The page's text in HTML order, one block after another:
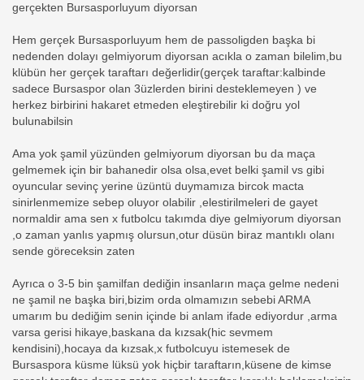
gerçekten Bursasporluyum diyorsan
Hem gerçek Bursasporluyum hem de passoligden başka bi
nedenden dolayı gelmiyorum diyorsan acıkla o zaman bilelim,bu
klübün her gerçek taraftarı değerlidir(gerçek taraftar:kalbinde
sadece Bursaspor olan 3üzlerden birini desteklemeyen ) ve
herkez birbirini hakaret etmeden eleştirebilir ki doğru yol
bulunabilsin
Ama yok şamil yüzünden gelmiyorum diyorsan bu da maça
gelmemek için bir bahanedir olsa olsa,evet belki şamil vs gibi
oyuncular sevinç yerine üzüntü duymamıza bircok macta
sinirlenmemize sebep oluyor olabilir ,elestirilmeleri de gayet
normaldir ama sen x futbolcu takımda diye gelmiyorum diyorsan
,o zaman yanlıs yapmış olursun,otur düsün biraz mantıklı olanı
sende göreceksin zaten
Ayrıca o 3-5 bin şamilfan dediğin insanların maça gelme nedeni
ne şamil ne başka biri,bizim orda olmamızın sebebi ARMA
umarım bu dediğim senin içinde bi anlam ifade ediyordur ,arma
varsa gerisi hikaye,baskana da kızsak(hic sevmem
kendisini),hocaya da kızsak,x futbolcuyu istemesek de
Bursaspora küsme lüksü yok hiçbir taraftarın,küsene de kimse